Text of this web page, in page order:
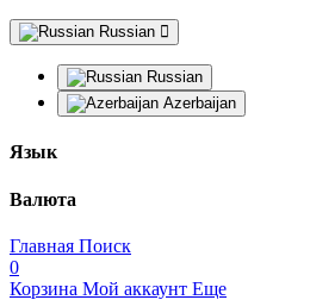
Russian
Russian
Azerbaijan
Язык
Валюта
Главная Поиск
0
Корзина Мой аккаунт Еще